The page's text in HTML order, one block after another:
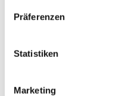
Präferenzen
Statistiken
Marketing